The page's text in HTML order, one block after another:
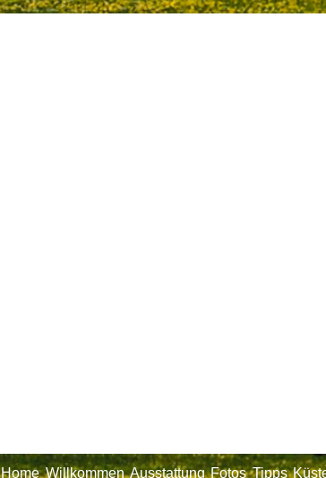
Home Willkommen Ausstattung Fotos Tipps